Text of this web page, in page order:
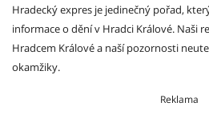
Hradecký expres je jedinečný pořad,
informace o dění v Hradci Králové. Naši
Hradcem Králové a naší pozornosti
okamžiky.
Reklama